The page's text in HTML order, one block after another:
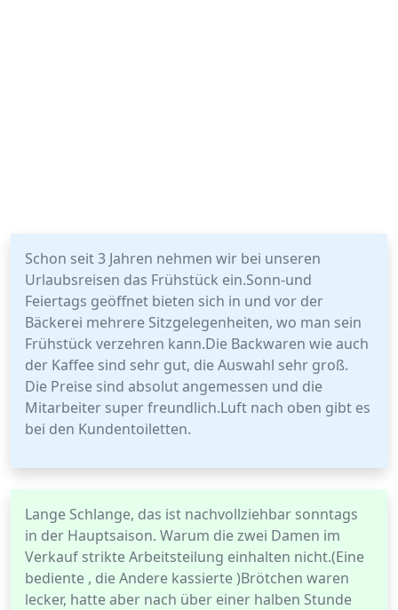
Schon seit 3 Jahren nehmen wir bei unseren
Urlaubsreisen das Frühstück ein.Sonn-und
Feiertags geöffnet bieten sich in und vor der
Bäckerei mehrere Sitzgelegenheiten, wo man sein
Frühstück verzehren kann.Die Backwaren wie auch
der Kaffee sind sehr gut, die Auswahl sehr groß.
Die Preise sind absolut angemessen und die
Mitarbeiter super freundlich.Luft nach oben gibt es
bei den Kundentoiletten.
Lange Schlange, das ist nachvollziehbar sonntags
in der Hauptsaison. Warum die zwei Damen im
Verkauf strikte Arbeitsteilung einhalten nicht.(Eine
bediente , die Andere kassierte )Brötchen waren
lecker, hatte aber nach über einer halben Stunde